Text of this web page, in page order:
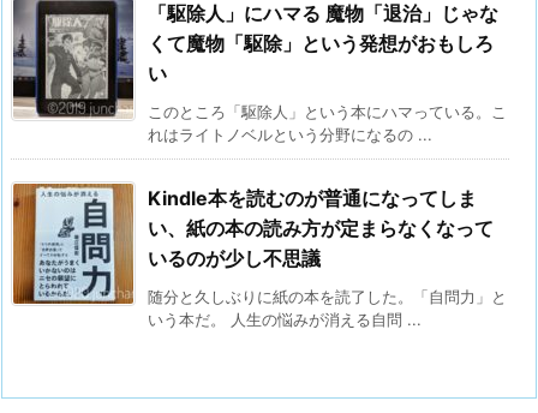
「駆除人」にハマる 魔物「退治」じゃな
くて魔物「駆除」という発想がおもしろ
い
このところ「駆除人」という本にハマっている。こ
れはライトノベルという分野になるの ...
Kindle本を読むのが普通になってしま
い、紙の本の読み方が定まらなくなって
いるのが少し不思議
随分と久しぶりに紙の本を読了した。「自問力」と
いう本だ。 人生の悩みが消える自問 ...